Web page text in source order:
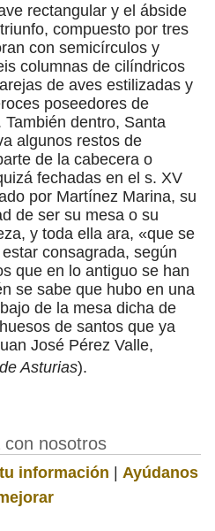
rectangular y el ábside
compuesto por tres
con semicírculos y
columnas de cilíndricos
de aves estilizadas y
poseedores de
dentro, Santa
algunos restos de
de la cabecera o
fechadas en el s. XV
por Martínez Marina, su
de ser su mesa o su
y toda ella ara, «que se
consagrada, según
que en lo antiguo se han
se sabe que hubo en una
de la mesa dicha de
de santos que ya
José Pérez Valle,
Asturias).
con nosotros
información | Ayúdanos